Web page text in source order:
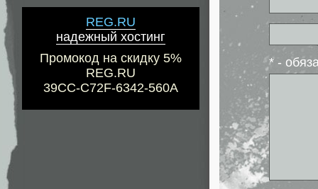
REG.RU
надежный хостинг
Промокод на скидку 5%
REG.RU
39CC-C72F-6342-560A
* -